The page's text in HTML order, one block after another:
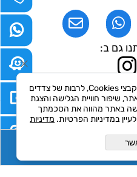
גם ב:
לידיעתך, באתרנו נעשה שימוש בקבצי Cookies, לרבות של צדדים
שיפור חוויית הגלישה והצגת
באתר מהווה את הסכמתך
במדיניות הפרטיות. מדיניות